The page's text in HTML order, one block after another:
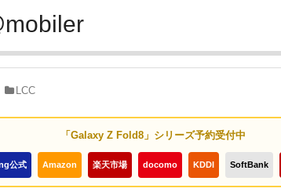
LCC
「Galaxy Z Fold8」シリーズ予約受付中
公式 Amazon 楽天市場 docomo KDDI SoftBank